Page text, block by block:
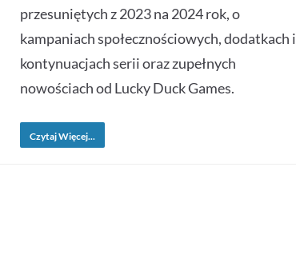
przesuniętych z 2023 na 2024 rok, o
kampaniach społecznościowych, dodatkach i
kontynuacjach serii oraz zupełnych
nowościach od Lucky Duck Games.
Czytaj Więcej...